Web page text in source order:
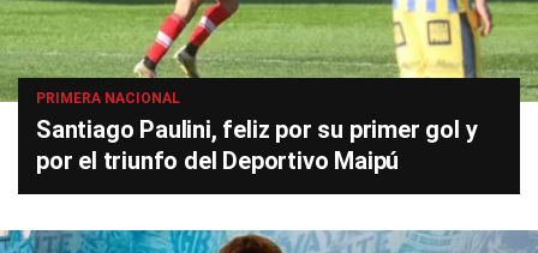
PRIMERA NACIONAL
Santiago Paulini, feliz por su primer gol y
por el triunfo del Deportivo Maipú